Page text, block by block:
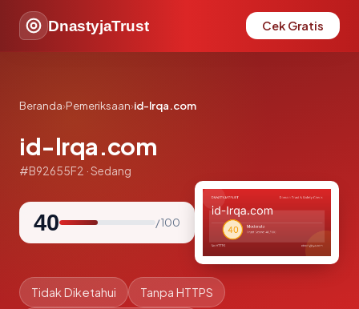
DnastyjaTrust Cek Gratis
Beranda›Pemeriksaan›id-lrqa.com
id-lrqa.com
#B92655F2 · Sedang
40 / 100
Tidak Diketahui Tanpa HTTPS